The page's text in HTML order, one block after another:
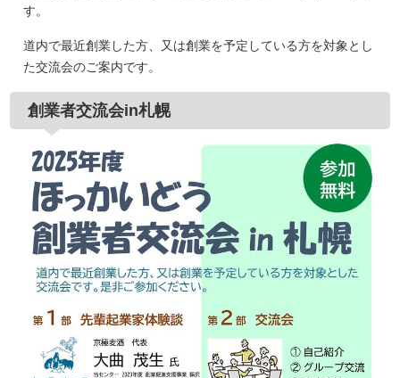
す。
道内で最近創業した方、又は創業を予定している方を対象とし
た交流会のご案内です。
創業者交流会in札幌